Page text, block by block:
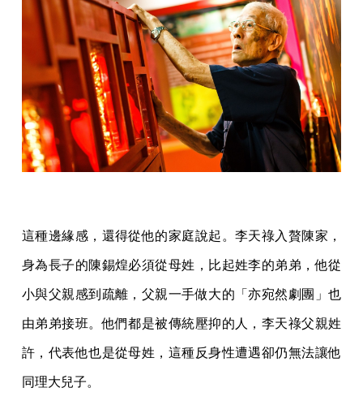
這種邊緣感，還得從他的家庭說起。李天祿入贅陳家，
身為長子的陳錫煌必須從母姓，比起姓李的弟弟，他從
小與父親感到疏離，父親一手做大的「亦宛然劇團」也
由弟弟接班。他們都是被傳統壓抑的人，李天祿父親姓
許，代表他也是從母姓，這種反身性遭遇卻仍無法讓他
同理大兒子。